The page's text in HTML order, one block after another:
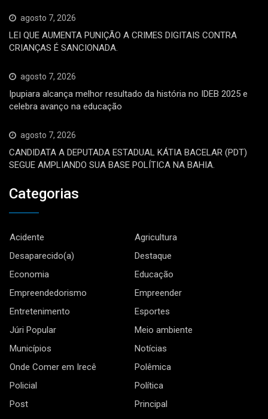
agosto 7, 2026
LEI QUE AUMENTA PUNIÇÃO A CRIMES DIGITAIS CONTRA
CRIANÇAS É SANCIONADA.
agosto 7, 2026
Ipupiara alcança melhor resultado da história no IDEB 2025 e
celebra avanço na educação
agosto 7, 2026
CANDIDATA A DEPUTADA ESTADUAL KÁTIA BACELAR (PDT)
SEGUE AMPLIANDO SUA BASE POLÍTICA NA BAHIA.
Categorias
Acidente
Agricultura
Desaparecido(a)
Destaque
Economia
Educação
Empreendedorismo
Empreender
Entretenimento
Esportes
Júri Popular
Meio ambiente
Municípios
Notícias
Onde Comer em Irecê
Polêmica
Policial
Política
Post
Principal